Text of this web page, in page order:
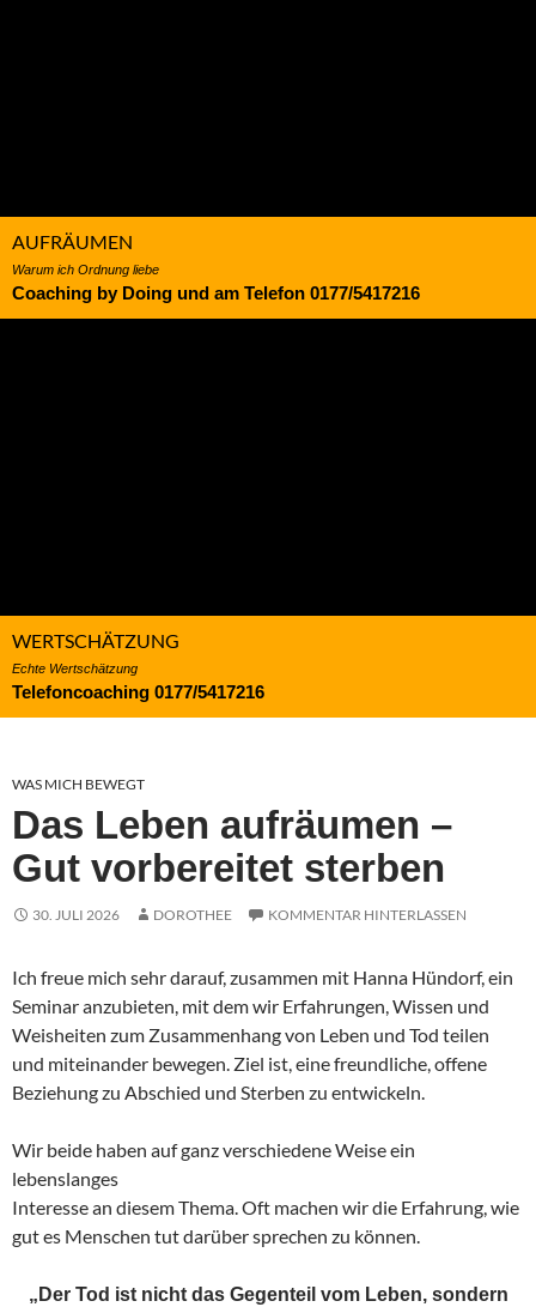
AUFRÄUMEN
Warum ich Ordnung liebe
Coaching by Doing und am Telefon 0177/5417216
WERTSCHÄTZUNG
Echte Wertschätzung
Telefoncoaching 0177/5417216
WAS MICH BEWEGT
Das Leben aufräumen –
Gut vorbereitet sterben
30. JULI 2026 DOROTHEE KOMMENTAR HINTERLASSEN
Ich freue mich sehr darauf, zusammen mit Hanna Hündorf, ein
Seminar anzubieten, mit dem wir Erfahrungen, Wissen und
Weisheiten zum Zusammenhang von Leben und Tod teilen
und miteinander bewegen. Ziel ist, eine freundliche, offene
Beziehung zu Abschied und Sterben zu entwickeln.
Wir beide haben auf ganz verschiedene Weise ein
lebenslanges
Interesse an diesem Thema. Oft machen wir die Erfahrung, wie
gut es Menschen tut darüber sprechen zu können.
„Der Tod ist nicht das Gegenteil vom Leben, sondern